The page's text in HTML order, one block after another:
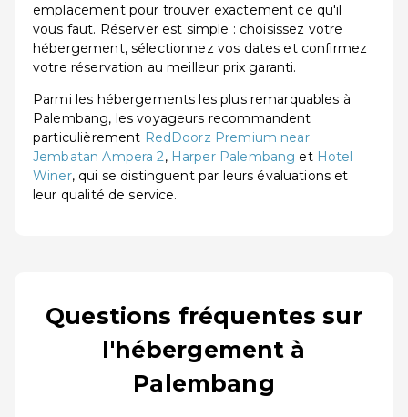
emplacement pour trouver exactement ce qu'il
vous faut. Réserver est simple : choisissez votre
hébergement, sélectionnez vos dates et confirmez
votre réservation au meilleur prix garanti.
Parmi les hébergements les plus remarquables à
Palembang, les voyageurs recommandent
particulièrement RedDoorz Premium near
Jembatan Ampera 2, Harper Palembang et Hotel
Winer, qui se distinguent par leurs évaluations et
leur qualité de service.
Questions fréquentes sur
l'hébergement à
Palembang